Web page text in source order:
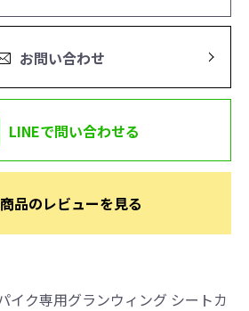
お問い合わせ
LINEで問い合わせる
品のレビューを見る
ク専用グランウィング シートカ